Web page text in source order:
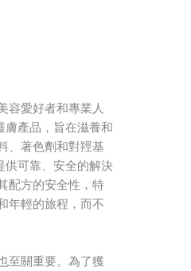
容愛好者和專業人
產品，旨在滋養和
、著色劑和對羥基
供可靠、安全的解決
配方的安全性，特
年輕的旅程，而不
至關重要。為了獲